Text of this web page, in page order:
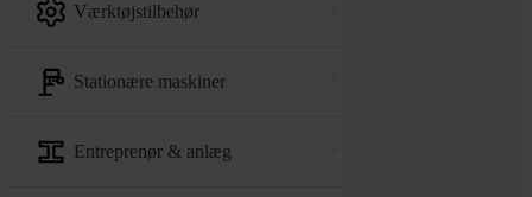
værktøjstilbehør
stationære maskiner
entreprenør & anlæg